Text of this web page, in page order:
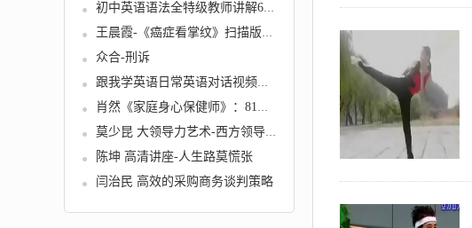
初中英语语法全特级教师讲解60课...
王晨霞-《癌症看掌纹》扫描版[PD...
众合-刑诉
跟我学英语日常英语对话视频教程...
肖然《家庭身心保健师》：81节身...
莫少昆 大领导力艺术-西方领导科...
陈坤 高清讲座-人生路莫慌张
闫治民 高效的采购商务谈判策略